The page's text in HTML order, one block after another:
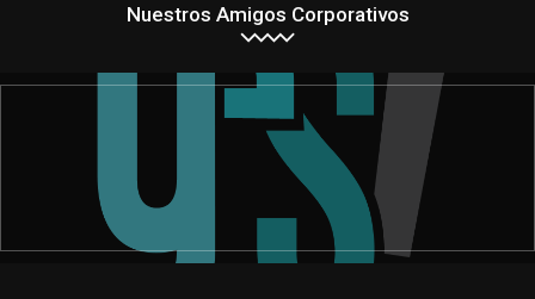
Nuestros Amigos Corporativos